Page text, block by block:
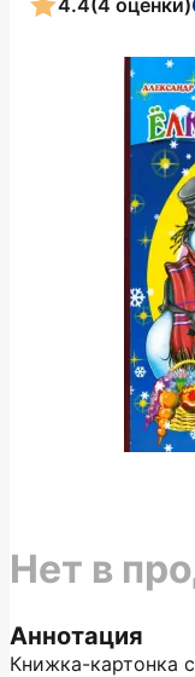
Аннотация
Книжка-картонка
Нет в